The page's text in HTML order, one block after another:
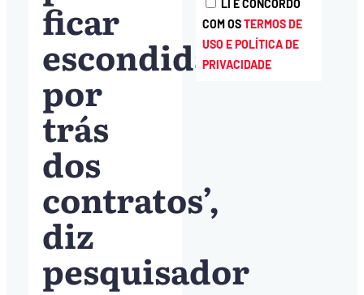
ficar
escondidas
por
trás
dos
contratos’,
diz
pesquisador
LI E CONCORDO
COM OSTERMOS DE
USO E POLÍTICA DE
PRIVACIDADE